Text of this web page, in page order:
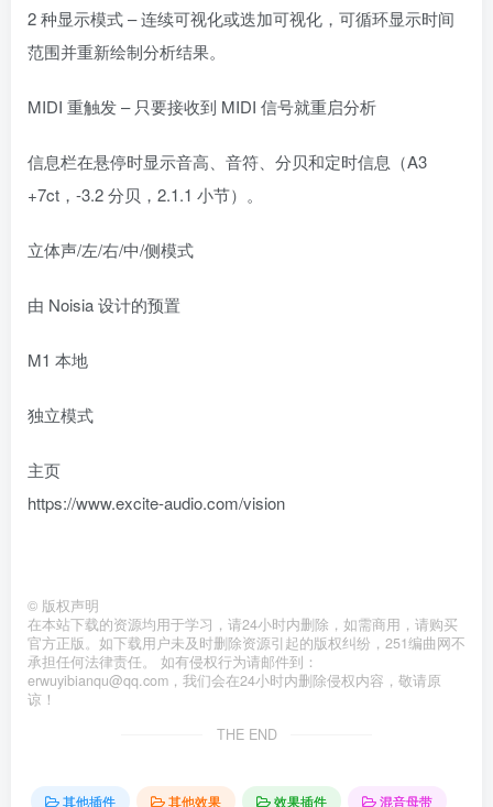
2 种显示模式 – 连续可视化或迭加可视化，可循环显示时间
范围并重新绘制分析结果。
MIDI 重触发 – 只要接收到 MIDI 信号就重启分析
信息栏在悬停时显示音高、音符、分贝和定时信息（A3
+7ct，-3.2 分贝，2.1.1 小节）。
立体声/左/右/中/侧模式
由 Noisia 设计的预置
M1 本地
独立模式
主页
https://www.excite-audio.com/vision
© 版权声明
在本站下载的资源均用于学习，请24小时内删除，如需商用，请购买
官方正版。如下载用户未及时删除资源引起的版权纠纷，251编曲网不
承担任何法律责任。 如有侵权行为请邮件到：
erwuyibianqu@qq.com，我们会在24小时内删除侵权内容，敬请原
谅！
THE END
其他插件 其他效果 效果插件 混音母带